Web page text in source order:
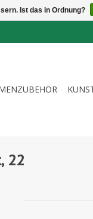
22
Ist das in Ordnung?